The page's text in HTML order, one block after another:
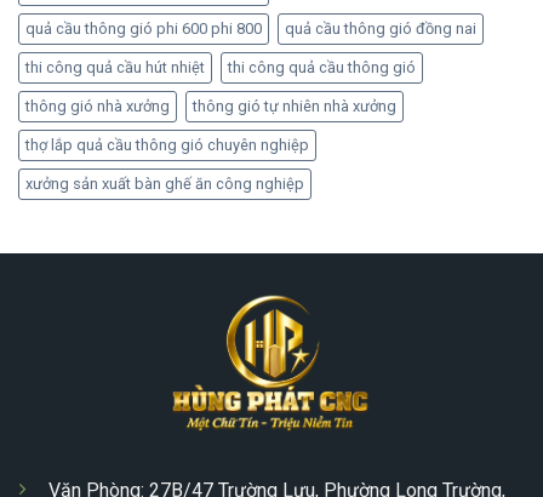
quả cầu thông gió phi 600 phi 800 quả cầu thông gió đồng nai
thi công quả cầu hút nhiệt thi công quả cầu thông gió
thông gió nhà xưởng thông gió tự nhiên nhà xưởng
thợ lắp quả cầu thông gió chuyên nghiệp
xưởng sản xuất bàn ghế ăn công nghiệp
Văn Phòng: 27B/47 Trường Lưu, Phường Long Trường,